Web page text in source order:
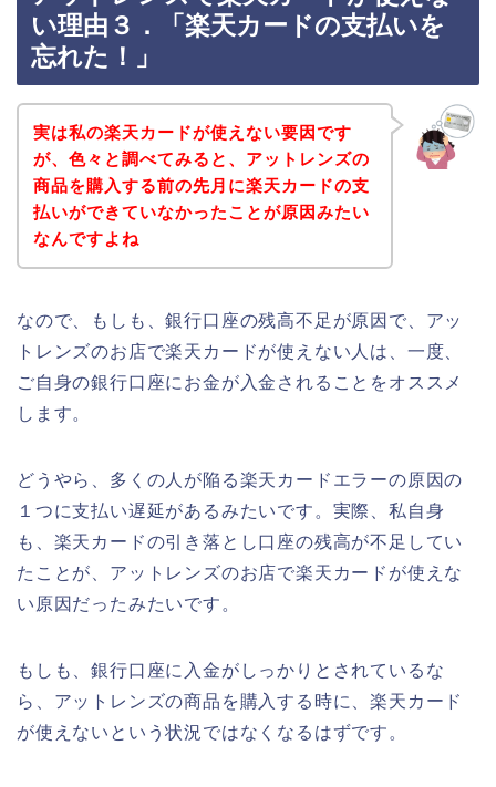
い理由３．「楽天カードの支払いを
忘れた！」
実は私の楽天カードが使えない要因です
が、色々と調べてみると、アットレンズの
商品を購入する前の先月に楽天カードの支
払いができていなかったことが原因みたい
なんですよね
なので、もしも、銀行口座の残高不足が原因で、アッ
トレンズのお店で楽天カードが使えない人は、一度、
ご自身の銀行口座にお金が入金されることをオススメ
します。
どうやら、多くの人が陥る楽天カードエラーの原因の
１つに支払い遅延があるみたいです。実際、私自身
も、楽天カードの引き落とし口座の残高が不足してい
たことが、アットレンズのお店で楽天カードが使えな
い原因だったみたいです。
もしも、銀行口座に入金がしっかりとされているな
ら、アットレンズの商品を購入する時に、楽天カード
が使えないという状況ではなくなるはずです。